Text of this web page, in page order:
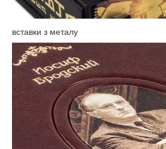
вставки з металу